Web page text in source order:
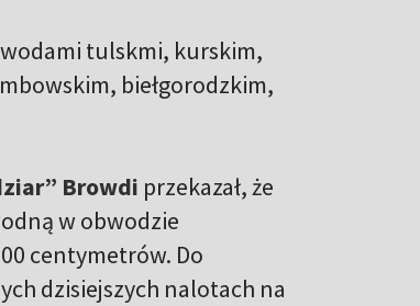
tulskmi, kurskim,
biełgorodzkim,
Browdi przekazał, że
w obwodzie
centymetrów. Do
dzisiejszych nalotach na